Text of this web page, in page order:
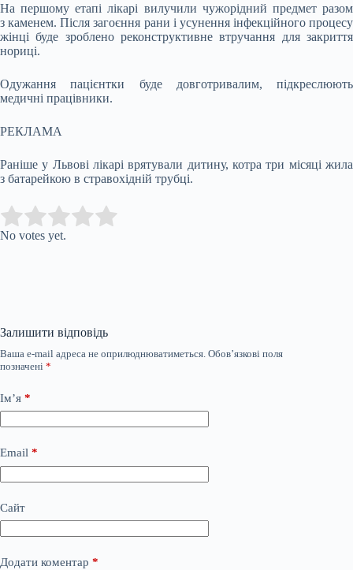
На першому етапі лікарі вилучили чужорідний предмет разом
з каменем. Після загоєння рани і усунення інфекційного процесу
жінці буде зроблено реконструктивне втручання для закриття
нориці.
Одужання пацієнтки буде довготривалим, підкреслюють
медичні працівники.
РЕКЛАМА
Раніше у Львові лікарі врятували дитину, котра три місяці жила
з батарейкою в стравохідній трубці.
Rate this item:
No votes yet.
Залишити відповідь
Ваша e-mail адреса не оприлюднюватиметься. Обов’язкові поля
позначені *
Ім’я *
Email *
Сайт
Додати коментар *